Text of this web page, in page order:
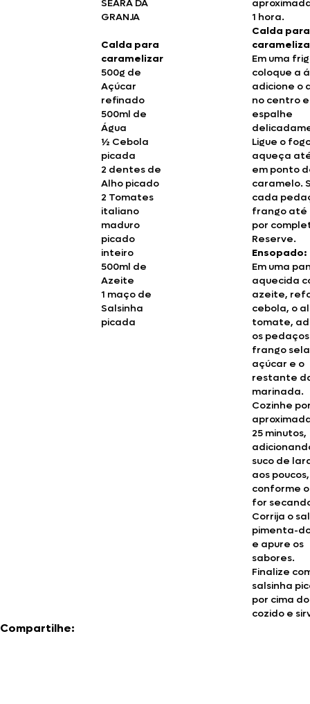
SEARA DA
GRANJA
Calda para
caramelizar
500g de
Açúcar
refinado
500ml de
Água
½ Cebola
picada
2 dentes de
Alho picado
2 Tomates
italiano
maduro
picado
inteiro
500ml de
Azeite
1 maço de
Salsinha
picada
1 hora.
Calda para
Em uma
coloque a
adicione o
no centro e
espalhe
Ligue o
aqueça
em ponto
caramelo.
cada
frango até
por
Reserve.
Ensopado:
Em uma
aquecida
azeite,
cebola, o
tomate,
os
frango
açúcar e o
restante
marinada.
Cozinhe
25 minutos,
suco de
aos poucos,
conforme
for
Corrija o
pimenta-
e apure os
sabores.
Finalize
salsinha
por cima
cozido e
Compartilhe: